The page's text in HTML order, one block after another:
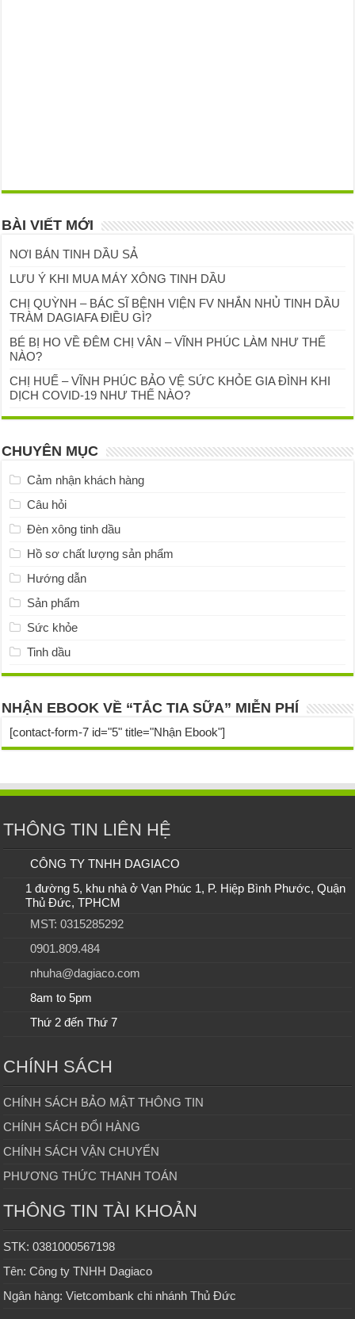
BÀI VIẾT MỚI
NƠI BÁN TINH DẦU SẢ
LƯU Ý KHI MUA MÁY XÔNG TINH DẦU
CHỊ QUỲNH – BÁC SĨ BỆNH VIỆN FV NHẮN NHỦ TINH DẦU
TRÀM DAGIAFA ĐIỀU GÌ?
BÉ BỊ HO VỀ ĐÊM CHỊ VÂN – VĨNH PHÚC LÀM NHƯ THẾ
NÀO?
CHỊ HUẾ – VĨNH PHÚC BẢO VỆ SỨC KHỎE GIA ĐÌNH KHI
DỊCH COVID-19 NHƯ THẾ NÀO?
CHUYÊN MỤC
Cảm nhận khách hàng
Câu hỏi
Đèn xông tinh dầu
Hồ sơ chất lượng sản phẩm
Hướng dẫn
Sản phẩm
Sức khỏe
Tinh dầu
NHẬN EBOOK VỀ “TẮC TIA SỮA” MIỄN PHÍ
[contact-form-7 id="5" title="Nhận Ebook"]
THÔNG TIN LIÊN HỆ
CÔNG TY TNHH DAGIACO
1 đường 5, khu nhà ở Vạn Phúc 1, P. Hiệp Bình Phước, Quận
Thủ Đức, TPHCM
MST: 0315285292
0901.809.484
nhuha@dagiaco.com
8am to 5pm
Thứ 2 đến Thứ 7
CHÍNH SÁCH
CHÍNH SÁCH BẢO MẬT THÔNG TIN
CHÍNH SÁCH ĐỔI HÀNG
CHÍNH SÁCH VẬN CHUYỂN
PHƯƠNG THỨC THANH TOÁN
THÔNG TIN TÀI KHOẢN
STK: 0381000567198
Tên: Công ty TNHH Dagiaco
Ngân hàng: Vietcombank chi nhánh Thủ Đức